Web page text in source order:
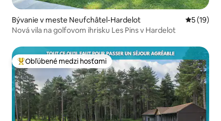
Bývanie v meste Neufchâtel-Hardelot
5 (19)
Nová vila na golfovom ihrisku Les Pins v Hardelot
Najobľúbenejšie medzi hosťami
Obľúbené medzi hosťami